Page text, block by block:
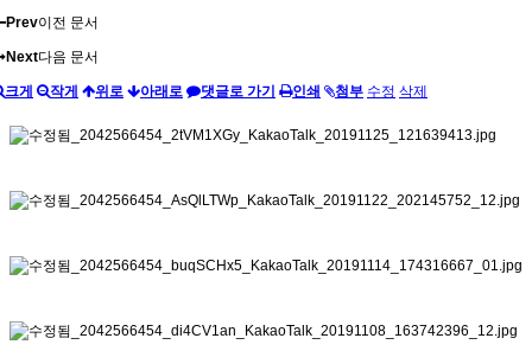
Prev이전 문서
Next다음 문서
크게 작게 위로 아래로 댓글로 가기 인쇄 첨부 수정 삭제